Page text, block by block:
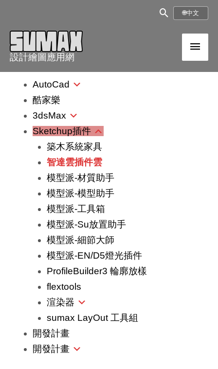
搜
🌐中文
設計繪圖應用網
主
選
AutoCad
酷家樂
3dsMax
Sketchup插件
築木系統家具
智達雲插件雲
模型派-材質助手
模型派-模型助手
模型派-工具箱
模型派-Su放置助手
模型派-細節大師
模型派-EN/D5燈光插件
ProfileBuilder3 輪廓放樣
flextools
渲染器
sumax LayOut 工具組
開發計畫
開發計畫